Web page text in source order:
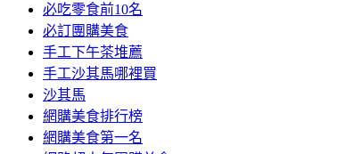
必吃零食前10名
必訂團購美食
手工下午茶堆薦
手工沙其馬哪裡買
沙其馬
網購美食排行榜
網購美食第一名